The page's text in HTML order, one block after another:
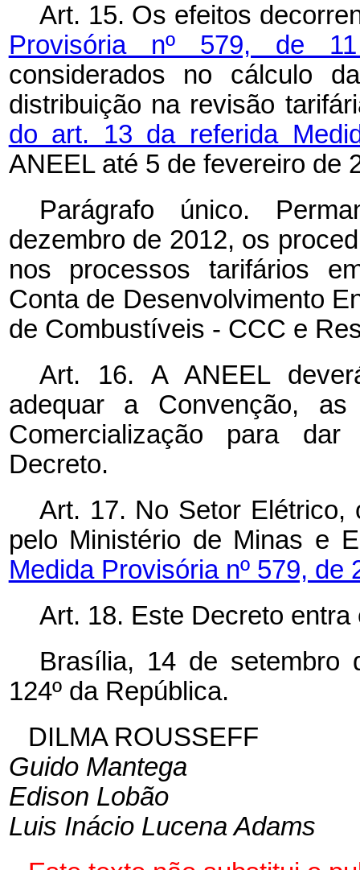
Art. 15. Os efeitos
Provisória nº 579, de
considerados no cálculo
distribuição na revisão
do art. 13 da referida
ANEEL até 5 de fevereiro de
Parágrafo único.
dezembro de 2012, os
nos processos tarifários
Conta de Desenvolvimento
de Combustíveis - CCC e
Art. 16. A ANEEL
adequar a Convenção,
Comercialização para
Decreto.
Art. 17. No Setor Elétrico,
pelo Ministério de Minas e
Medida Provisória nº 579, de
Art. 18. Este Decreto
Brasília, 14 de setembro
124º da República.
DILMA ROUSSEFF
Guido Mantega
Edison Lobão
Luis Inácio Lucena Adams